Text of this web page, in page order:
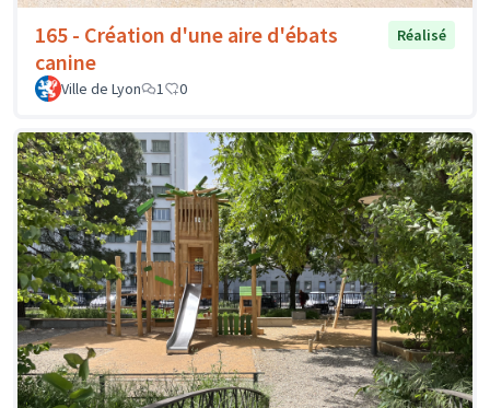
165 - Création d'une aire d'ébats
canine
Réalisé
Ville de Lyon 1 0